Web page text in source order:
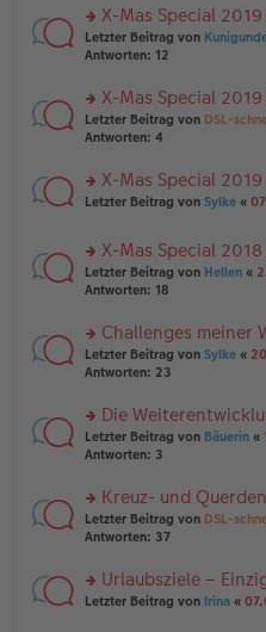
gB
ei
tr
g
n
g
el
e
n
er
tr
a
rs
te
n
g
el
e
n
ei
tr
a
X-Mas Special
Letzter Beitrag von
Antworten: 12
rs
te
n
g
es
e
n
er
ei
tr
a
X-Mas Special
Letzter Beitrag von DSL-
Antworten: 4
rs
u
n
g
es
e
n
er
ei
tr
a
X-Mas Special
Letzter Beitrag von Sylke «
rs
te
n
g
el
e
n
er
tr
a
g
X-Mas Special 2018
Letzter Beitrag von Hellen «
Antworten: 18
rs
te
n
g
el
e
n
er
tr
a
Challenges meiner
Letzter Beitrag von Sylke «
Antworten: 23
rs
te
n
g
el
e
n
Die
Letzter Beitrag von Bäuerin «
Antworten: 3
rs
te
n
g
Kreuz- und
Letzter Beitrag von DSL-
Antworten: 37
rs
Urlaubsziele –
Letzter Beitrag von Irina «